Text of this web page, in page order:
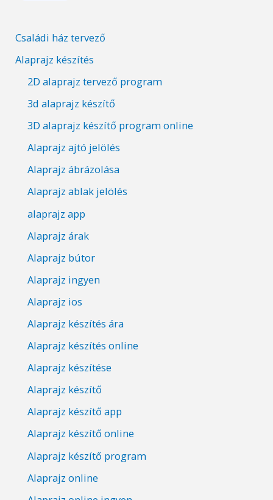
Családi ház tervező
Alaprajz készítés
2D alaprajz tervező program
3d alaprajz készítő
3D alaprajz készítő program online
Alaprajz ajtó jelölés
Alaprajz ábrázolása
Alaprajz ablak jelölés
alaprajz app
Alaprajz árak
Alaprajz bútor
Alaprajz ingyen
Alaprajz ios
Alaprajz készítés ára
Alaprajz készítés online
Alaprajz készítése
Alaprajz készítő
Alaprajz készítő app
Alaprajz készítő online
Alaprajz készítő program
Alaprajz online